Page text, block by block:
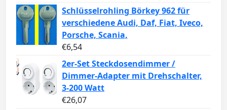
Schlüsselrohling Börkey 962 für
verschiedene Audi, Daf, Fiat, Iveco,
Porsche, Scania,
€6,54
2er-Set Steckdosendimmer /
Dimmer-Adapter mit Drehschalter,
3-200 Watt
€26,07